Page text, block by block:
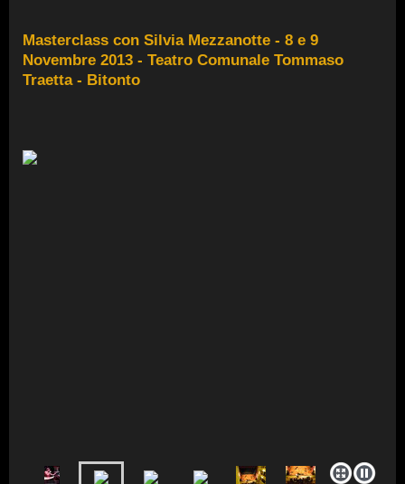
Masterclass con Silvia Mezzanotte - 8 e 9
Novembre 2013 - Teatro Comunale Tommaso
Traetta - Bitonto